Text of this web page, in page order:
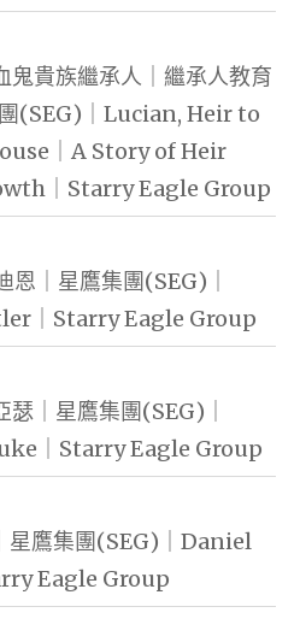
鬼貴族繼承人｜繼承人教育
(SEG)｜Lucian, Heir to
｜A Story of Heir
｜Starry Eagle Group
｜星鷹集團(SEG)｜
｜Starry Eagle Group
｜星鷹集團(SEG)｜
｜Starry Eagle Group
星鷹集團(SEG)｜Daniel
Eagle Group